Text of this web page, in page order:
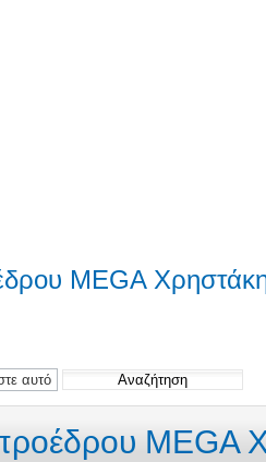
MEGA Χρηστάκη
MEGA